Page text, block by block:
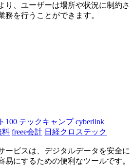
り、ユーザーは場所や状況に制約さ
務を行うことができます。
100 テックキャンプ cyberlink
料 freee会計 日経クロステック
ービスは、デジタルデータを安全に
易にするための便利なツールです。